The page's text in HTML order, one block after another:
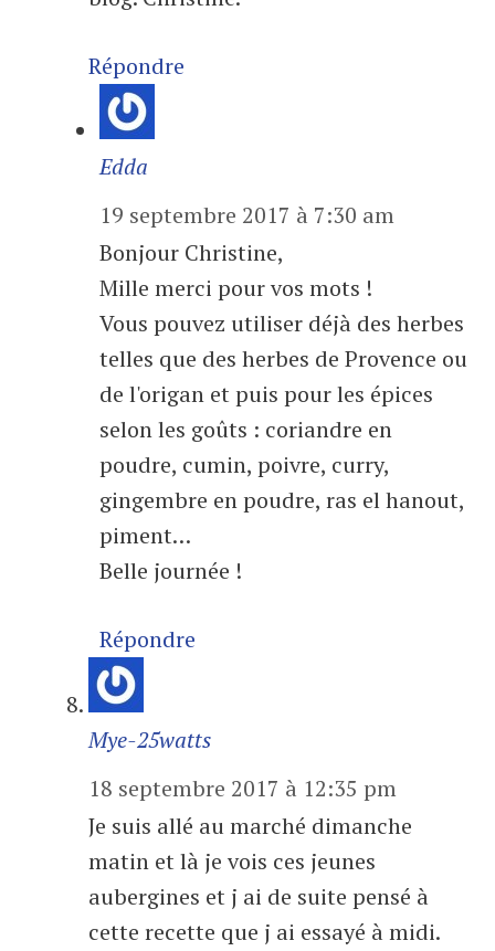
Répondre
Edda
19 septembre 2017 à 7:30 am
Bonjour Christine,
Mille merci pour vos mots !
Vous pouvez utiliser déjà des herbes
telles que des herbes de Provence ou
de l'origan et puis pour les épices
selon les goûts : coriandre en
poudre, cumin, poivre, curry,
gingembre en poudre, ras el hanout,
piment…
Belle journée !
Répondre
Mye-25watts
18 septembre 2017 à 12:35 pm
Je suis allé au marché dimanche
matin et là je vois ces jeunes
aubergines et j ai de suite pensé à
cette recette que j ai essayé à midi.